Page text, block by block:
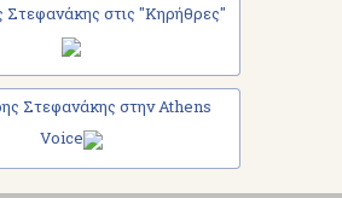
Στεφανάκης στις "Κηρήθρες"
Στεφανάκης στην Athens
Voice